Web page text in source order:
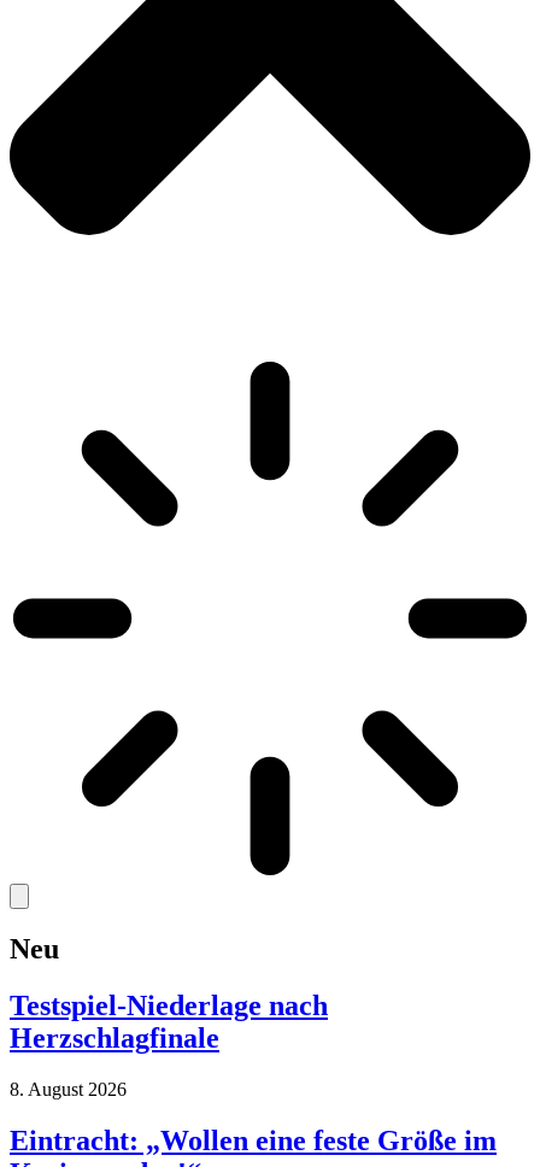
Neu
Testspiel-Niederlage nach
Herzschlagfinale
8. August 2026
Eintracht: „Wollen eine feste Größe im